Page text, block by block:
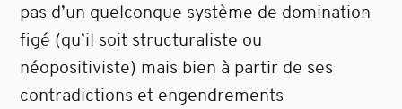
pas d’un quelconque système de domination
figé (qu’il soit structuraliste ou
néopositiviste) mais bien à partir de ses
contradictions et engendrements